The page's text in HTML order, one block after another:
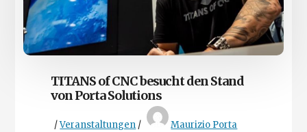
TITANS of CNC besucht den Stand
von Porta Solutions
/Veranstaltungen / Maurizio Porta